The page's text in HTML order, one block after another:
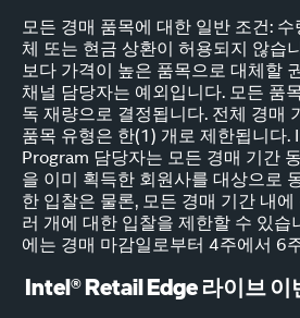
모든 경매 품목에 대한 일반 조건:
체 또는 현금 상환이 허용되지 않습
보다 가격이 높은 품목으로 대체할
채널 담당자는 예외입니다. 모든 품
독 재량으로 결정됩니다. 전체 경매
품목 유형은 한(1) 개로 제한됩니다.
Program 담당자는 모든 경매 기간
을 이미 획득한 회원사를 대상으로
한 입찰은 물론, 모든 경매 기간 내
러 개에 대한 입찰을 제한할 수 있습
에는 경매 마감일로부터 4주에서 6
Intel® Retail Edge 라이브 이